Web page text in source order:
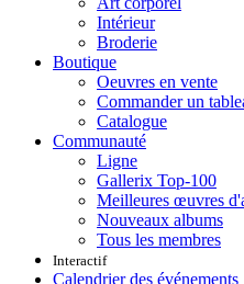
Intérieur
Broderie
Boutique
Oeuvres en vente
Commander un
Catalogue
Communauté
Ligne
Gallerix Top-100
Meilleures œuvres
Nouveaux albums
Tous les membres
Interactif
Calendrier des événements